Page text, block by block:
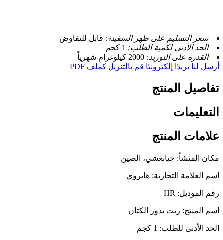
سعر التسليم على ظهر السفينة: قابل للتفاوض
الحد الأدنى لكمية الطلب: 1 كجم
القدرة على التوريد: 2000 كيلوغرام شهرياً
أرسل لنا بريدًا إلكترونيًا قم بالتنزيل كملف PDF
تفاصيل المنتج
التعليمات
علامات المنتج
مكان المنشأ: جيانغشي، الصين
اسم العلامة التجارية: هايروي
رقم الموديل: HR
اسم المنتج: زيت بذور الكتان
الحد الأدنى للطلب: 1 كجم